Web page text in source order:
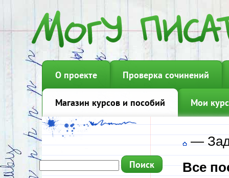
О проекте Проверка сочинений
Магазин курсов и пособий Мои
—
Все